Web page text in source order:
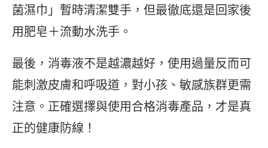
菌濕巾」暫時清潔雙手，但最徹底還是回家後
用肥皂＋流動水洗手。
最後，消毒液不是越濃越好，使用過量反而可
能刺激皮膚和呼吸道，對小孩、敏感族群更需
注意。正確選擇與使用合格消毒產品，才是真
正的健康防線！